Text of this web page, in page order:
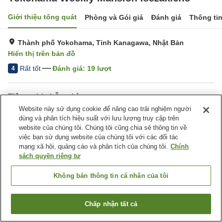
Giới thiệu tổng quát Phòng và Gói giá Đánh giá Thông
Thành phố Yokohama, Tỉnh Kanagawa, Nhật Bản
Hiển thị trên bản đồ
4 Rất tốt Đánh giá: 19 lượt
Tiện nghi chỗ nghỉ
Bãi đỗ xe
Nhà bếp (dùng chung)
Giặt ủi có phí
Trang chủ Nhật Bản Tỉnh Kanagawa
Thành phố Yokohama
Yokohama Weekly Mansion Isezakicho
Tìm phòng trống
Website này sử dụng cookie để nâng cao trải nghiệm người
dùng và phân tích hiệu suất với lưu lượng truy cập trên
website của chúng tôi. Chúng tôi cũng chia sẻ thông tin về
việc bạn sử dụng website của chúng tôi với các đối tác
mạng xã hội, quảng cáo và phân tích của chúng tôi. Chính
sách quyền riêng tư
Không bán thông tin cá nhân của tôi
Chấp nhận tất cả